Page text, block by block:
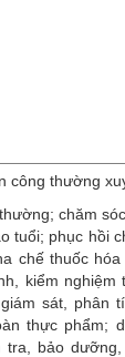
thường
chăm
tuổi; phục hồi
chế thuốc
kiểm
sát, phân
thực phẩm;
bảo